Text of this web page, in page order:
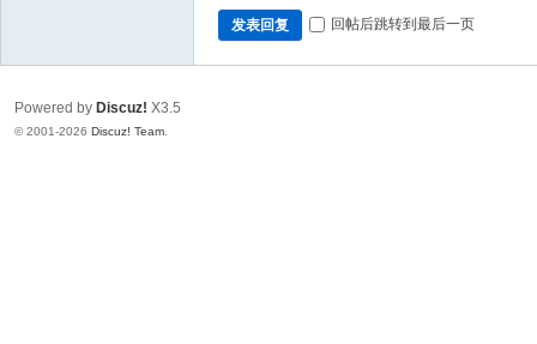
发表回复 回帖后跳转到最后一页
Powered by Discuz! X3.5
© 2001-2026 Discuz! Team